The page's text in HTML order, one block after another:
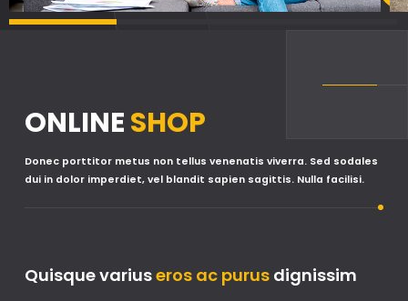
ONLINESHOP
Donec porttitor metus non tellus venenatis viverra. Sed sodales
dui in dolor imperdiet, vel blandit sapien sagittis. Nulla facilisi.
Quisque variuseros ac purus dignissim